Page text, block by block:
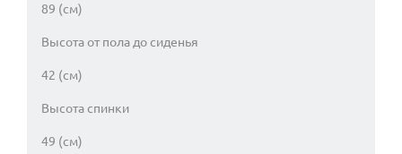
89 (см)
Высота от пола до сиденья
42 (см)
Высота спинки
49 (см)